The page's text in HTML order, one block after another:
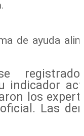
de ayuda
indicador
los
Las